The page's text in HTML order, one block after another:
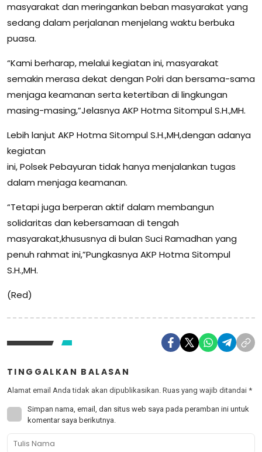
masyarakat dan meringankan beban masyarakat yang
sedang dalam perjalanan menjelang waktu berbuka
puasa.
“Kami berharap, melalui kegiatan ini, masyarakat
semakin merasa dekat dengan Polri dan bersama-sama
menjaga keamanan serta ketertiban di lingkungan
masing-masing,”Jelasnya AKP Hotma Sitompul S.H.,MH.
Lebih lanjut AKP Hotma Sitompul S.H.,MH,dengan adanya
kegiatan
ini, Polsek Pebayuran tidak hanya menjalankan tugas
dalam menjaga keamanan.
“Tetapi juga berperan aktif dalam membangun
solidaritas dan kebersamaan di tengah
masyarakat,khususnya di bulan Suci Ramadhan yang
penuh rahmat ini,”Pungkasnya AKP Hotma Sitompul
S.H.,MH.
(Red)
TINGGALKAN BALASAN
Alamat email Anda tidak akan dipublikasikan. Ruas yang wajib ditandai *
Simpan nama, email, dan situs web saya pada peramban ini untuk
komentar saya berikutnya.